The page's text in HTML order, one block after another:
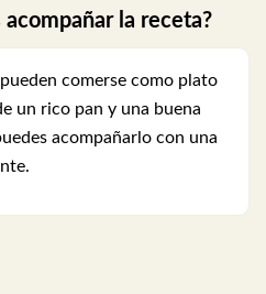
acompañar la receta?
comerse como plato
un rico pan y una buena
acompañarlo con una